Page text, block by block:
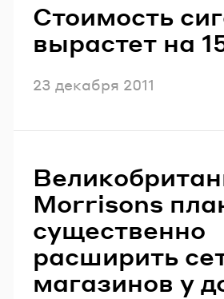
Стоимость
вырастет на
Опубликовано
23 декабря 2011
Morrisons
существенно
расширить
магазинов у